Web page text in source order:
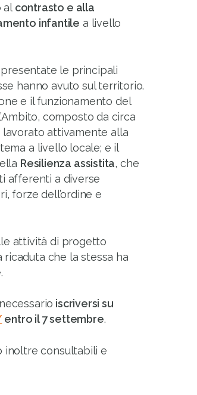
al contrasto e alla
infantile a livello
le principali
hanno avuto sul territorio.
e il funzionamento del
composto da circa
attivamente alla
a livello locale; e il
Resilienza assistita, che
afferenti a diverse
forze dell’ordine e
attività di progetto
che la stessa ha
iscriversi su
entro il 7 settembre.
inoltre consultabili e